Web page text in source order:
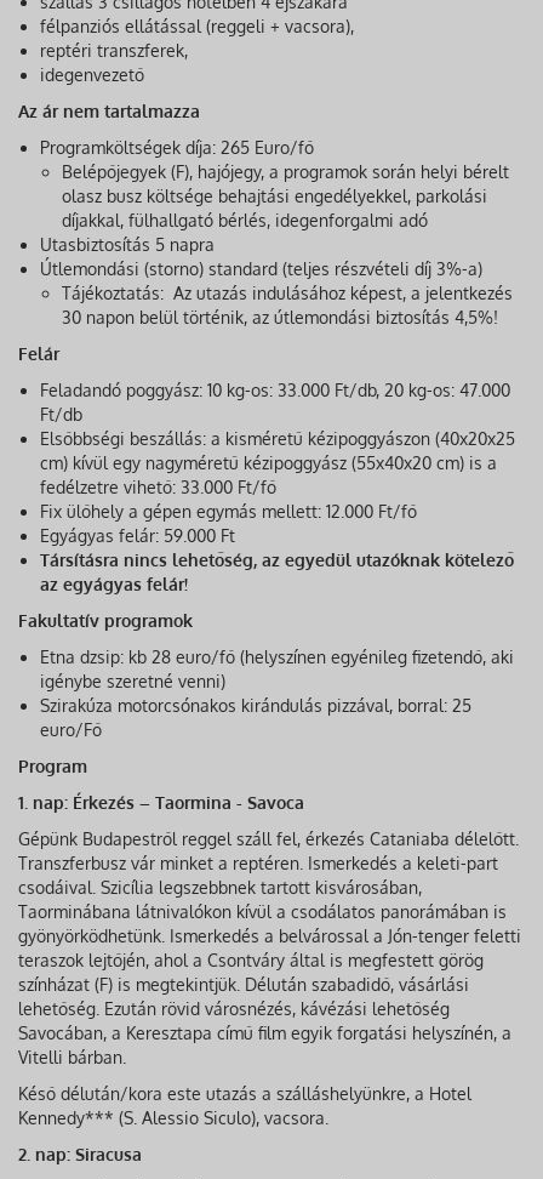
félpanziós ellátással (reggeli + vacsora),
reptéri transzferek,
idegenvezető
Az ár nem tartalmazza
Programköltségek díja: 265 Euro/fő
Belépőjegyek (F), hajójegy, a programok során helyi bérelt
olasz busz költsége behajtási engedélyekkel, parkolási
díjakkal, fülhallgató bérlés, idegenforgalmi adó
Utasbiztosítás 5 napra
Útlemondási (storno) standard (teljes részvételi díj 3%-a)
Tájékoztatás: Az utazás indulásához képest, a jelentkezés
30 napon belül történik, az útlemondási biztosítás 4,5%!
Felár
Feladandó poggyász: 10 kg-os: 33.000 Ft/db, 20 kg-os: 47.000
Ft/db
Elsőbbségi beszállás: a kisméretű kézipoggyászon (40x20x25
cm) kívül egy nagyméretű kézipoggyász (55x40x20 cm) is a
fedélzetre vihető: 33.000 Ft/fő
Fix ülőhely a gépen egymás mellett: 12.000 Ft/fő
Egyágyas felár: 59.000 Ft
Társításra nincs lehetőség, az egyedül utazóknak kötelező
az egyágyas felár!
Fakultatív programok
Etna dzsip: kb 28 euro/fő (helyszínen egyénileg fizetendő, aki
igénybe szeretné venni)
Szirakúza motorcsónakos kirándulás pizzával, borral: 25
euro/Fő
Program
1. nap: Érkezés – Taormina - Savoca
Gépünk Budapestről reggel száll fel, érkezés Cataniaba délelőtt.
Transzferbusz vár minket a reptéren. Ismerkedés a keleti-part
csodáival. Szicília legszebbnek tartott kisvárosában,
Taorminábana látnivalókon kívül a csodálatos panorámában is
gyönyörködhetünk. Ismerkedés a belvárossal a Jón-tenger feletti
teraszok lejtőjén, ahol a Csontváry által is megfestett görög
színházat (F) is megtekintjük. Délután szabadidő, vásárlási
lehetőség. Ezután rövid városnézés, kávézási lehetőség
Savocában, a Keresztapa című film egyik forgatási helyszínén, a
Vitelli bárban.
Késő délután/kora este utazás a szálláshelyünkre, a Hotel
Kennedy*** (S. Alessio Siculo), vacsora.
2. nap: Siracusa